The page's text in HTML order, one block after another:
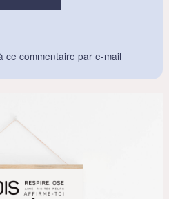
ce commentaire par e-mail